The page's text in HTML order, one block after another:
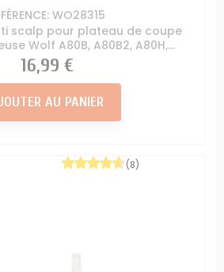
WO28315
scalp pour plateau de coupe
Wolf A80B, A80B2, A80H,...
Prix
16,99 €
AU PANIER
(8)